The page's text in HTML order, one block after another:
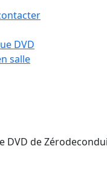
DVD
salle
DVD de